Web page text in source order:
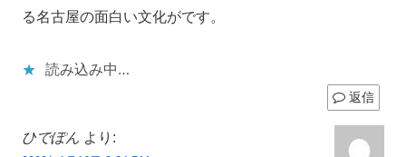
る名古屋の面白い文化がです。
読み込み中…
返信
ひでぽん より: